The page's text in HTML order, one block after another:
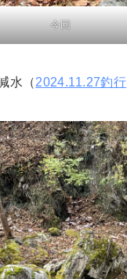
今回
（2024.11.27釣行